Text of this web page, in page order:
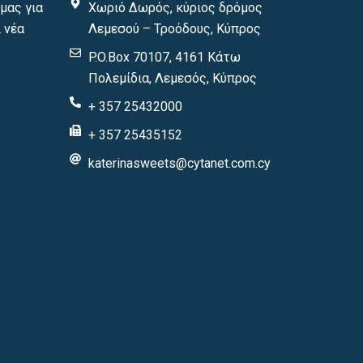
για
νέα
Χωριό Δωρός, κύριος δρόμος
Λεμεσού – Τροόδους, Κύπρος
P.O.Box 70107, 4161 Κάτω
Πολεμίδια, Λεμεσός, Κύπρος
+ 357 25432000
+ 357 25435152
katerinasweets@cytanet.com.cy